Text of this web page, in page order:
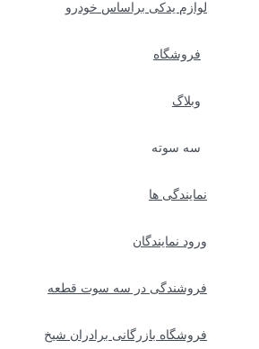
لوازم یدکی براساس خودرو
فروشگاه
وبلاگ
سه سوته
نمایندگی ها
ورود نمایندگان
فروشندگی در سه سوت قطعه
فروشگاه بازرگانی برادران شیخ